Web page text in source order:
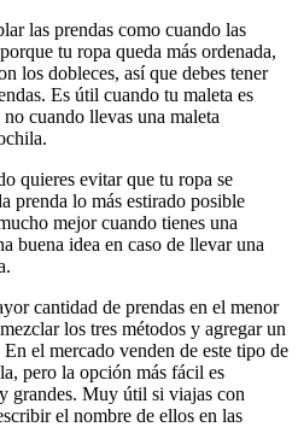
las prendas como cuando las
tu ropa queda más ordenada,
los dobleces, así que debes tener
Es útil cuando tu maleta es
cuando llevas una maleta
quieres evitar que tu ropa se
prenda lo más estirado posible
mejor cuando tienes una
buena idea en caso de llevar una
cantidad de prendas en el menor
los tres métodos y agregar un
En el mercado venden de este tipo de
pero la opción más fácil es
grandes. Muy útil si viajas con
el nombre de ellos en las